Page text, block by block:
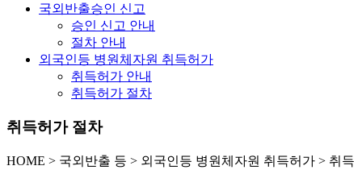
국외반출승인 신고
승인 신고 안내
절차 안내
외국인등 병원체자원 취득허가
취득허가 안내
취득허가 절차
취득허가 절차
HOME > 국외반출 등 > 외국인등 병원체자원 취득허가 > 취득